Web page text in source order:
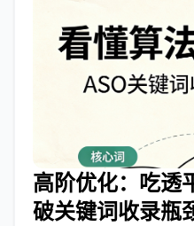
ASO本地化，要遵循
代”流程，即先调研
母语级语义适配，最
高阶优化：吃透
破关键词收录瓶